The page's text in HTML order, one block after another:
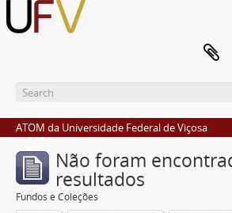
ATOM da Universidade Federal de Viçosa
Não foram
resultados
Fundos e Coleções